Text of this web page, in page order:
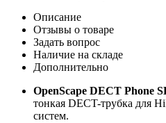
Описание
Отзывы о товаре
Задать вопрос
Наличие на складе
Дополнительно
OpenScape DECT Phone
тонкая DECT-трубка для
систем.